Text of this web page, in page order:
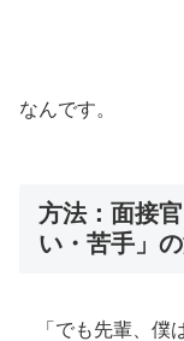
なんです。
方法：面接
い・苦手」
「でも先輩、